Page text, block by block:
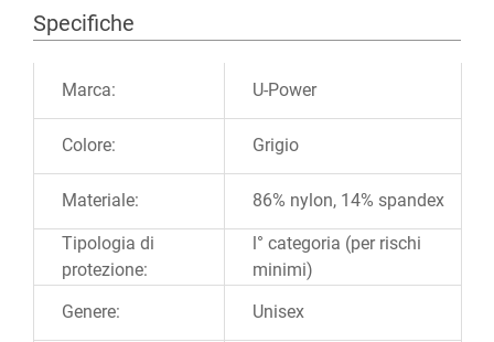
Specifiche
Marca: U-Power
Colore: Grigio
Materiale: 86% nylon, 14% spandex
Tipologia di
protezione:
l° categoria (per rischi
minimi)
Genere:
Unisex